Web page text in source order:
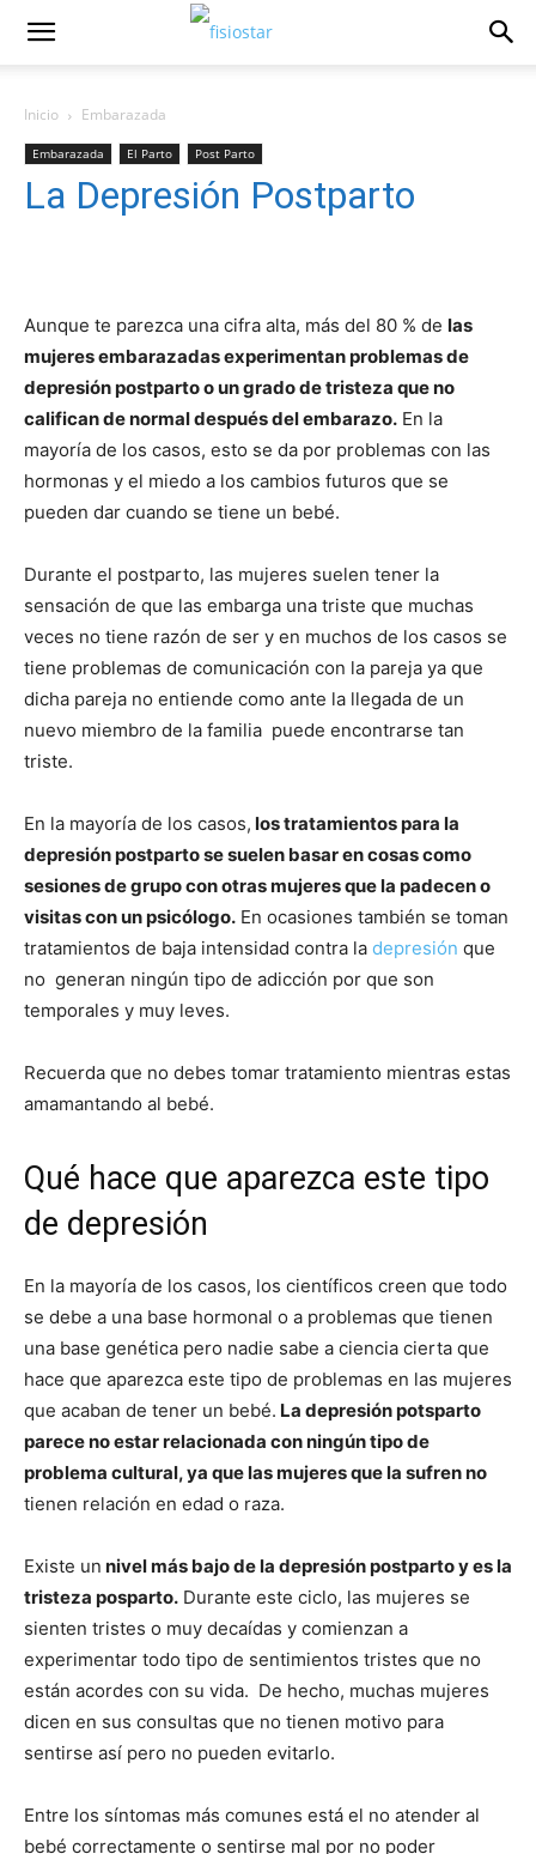
Inicio Embarazada
Embarazada El Parto Post Parto
La Depresión Postparto
Aunque te parezca una cifra alta, más del 80 % de las
mujeres embarazadas experimentan problemas de
depresión postparto o un grado de tristeza que no
califican de normal después del embarazo. En la
mayoría de los casos, esto se da por problemas con las
hormonas y el miedo a los cambios futuros que se
pueden dar cuando se tiene un bebé.
Durante el postparto, las mujeres suelen tener la
sensación de que las embarga una triste que muchas
veces no tiene razón de ser y en muchos de los casos se
tiene problemas de comunicación con la pareja ya que
dicha pareja no entiende como ante la llegada de un
nuevo miembro de la familia puede encontrarse tan
triste.
En la mayoría de los casos, los tratamientos para la
depresión postparto se suelen basar en cosas como
sesiones de grupo con otras mujeres que la padecen o
visitas con un psicólogo. En ocasiones también se toman
tratamientos de baja intensidad contra la depresión que
no generan ningún tipo de adicción por que son
temporales y muy leves.
Recuerda que no debes tomar tratamiento mientras estas
amamantando al bebé.
Qué hace que aparezca este tipo
de depresión
En la mayoría de los casos, los científicos creen que todo
se debe a una base hormonal o a problemas que tienen
una base genética pero nadie sabe a ciencia cierta que
hace que aparezca este tipo de problemas en las mujeres
que acaban de tener un bebé. La depresión potsparto
parece no estar relacionada con ningún tipo de
problema cultural, ya que las mujeres que la sufren no
tienen relación en edad o raza.
Existe un nivel más bajo de la depresión postparto y es la
tristeza posparto. Durante este ciclo, las mujeres se
sienten tristes o muy decaídas y comienzan a
experimentar todo tipo de sentimientos tristes que no
están acordes con su vida. De hecho, muchas mujeres
dicen en sus consultas que no tienen motivo para
sentirse así pero no pueden evitarlo.
Entre los síntomas más comunes está el no atender al
bebé correctamente o sentirse mal por no poder